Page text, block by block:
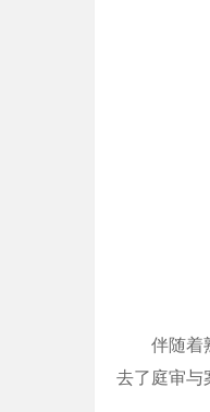
伴随着
去了庭审与